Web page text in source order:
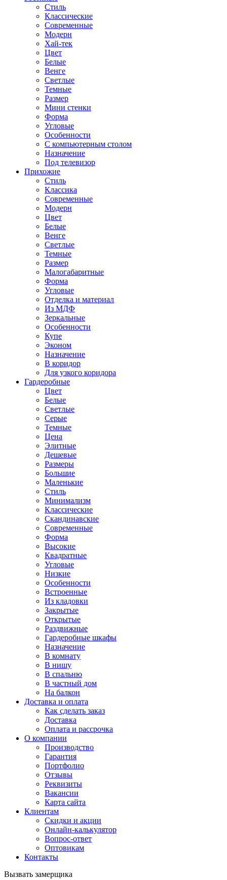
Стиль
Классические
Современные
Модерн
Хай-тек
Цвет
Белые
Венге
Светлые
Темные
Размер
Мини стенки
Форма
Угловые
Особенности
С компьютерным столом
Назначение
Под телевизор
Прихожие
Стиль
Классика
Современные
Модерн
Цвет
Белые
Венге
Светлые
Темные
Размер
Малогабаритные
Форма
Угловые
Отделка и материал
Из МДФ
Зеркальные
Особенности
Купе
Эконом
Назначение
В коридор
Для узкого коридора
Гардеробные
Цвет
Белые
Светлые
Серые
Темные
Цена
Элитные
Дешевые
Размеры
Большие
Маленькие
Стиль
Минимализм
Классические
Скандинавские
Современные
Форма
Высокие
Квадратные
Угловые
Низкие
Особенности
Встроенные
Из кладовки
Закрытые
Открытые
Раздвижные
Гардеробные шкафы
Назначение
В комнату
В нишу
В спальню
В частный дом
На балкон
Доставка и оплата
Как сделать заказ
Доставка
Оплата и рассрочка
О компании
Производство
Гарантия
Портфолио
Отзывы
Реквизиты
Вакансии
Карта сайта
Клиентам
Скидки и акции
Онлайн-калькулятор
Вопрос-ответ
Оптовикам
Контакты
Вызвать замерщика